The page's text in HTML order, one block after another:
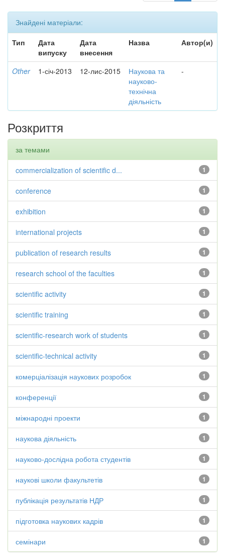
Знайдені матеріали:
Тип
Дата
випуску
Дата
внесення
Назва Автор(и)
Other 1-січ-2013 12-лис-2015
Наукова та
науково-
технічна
діяльність
-
Розкриття
за темами
1
commercialization of scientific d...
1
conference
1
exhibition
1
international projects
1
publication of research results
1
research school of the faculties
1
scientific activity
1
scientific training
1
scientific-research work of students
1
scientific-technical activity
1
комерціалізація наукових розробок
1
конференції
1
міжнародні проекти
1
наукова діяльність
1
науково-дослідна робота студентів
1
наукові школи факультетів
1
публікація результатів НДР
1
підготовка наукових кадрів
1
семінари